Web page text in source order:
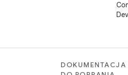
DOKUMENTACJA